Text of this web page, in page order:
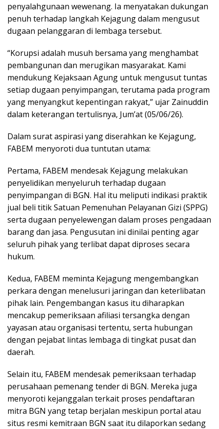
penyalahgunaan wewenang. Ia menyatakan dukungan
penuh terhadap langkah Kejagung dalam mengusut
dugaan pelanggaran di lembaga tersebut.
“Korupsi adalah musuh bersama yang menghambat
pembangunan dan merugikan masyarakat. Kami
mendukung Kejaksaan Agung untuk mengusut tuntas
setiap dugaan penyimpangan, terutama pada program
yang menyangkut kepentingan rakyat,” ujar Zainuddin
dalam keterangan tertulisnya, Jum’at (05/06/26).
Dalam surat aspirasi yang diserahkan ke Kejagung,
FABEM menyoroti dua tuntutan utama:
Pertama, FABEM mendesak Kejagung melakukan
penyelidikan menyeluruh terhadap dugaan
penyimpangan di BGN. Hal itu meliputi indikasi praktik
jual beli titik Satuan Pemenuhan Pelayanan Gizi (SPPG)
serta dugaan penyelewengan dalam proses pengadaan
barang dan jasa. Pengusutan ini dinilai penting agar
seluruh pihak yang terlibat dapat diproses secara
hukum.
Kedua, FABEM meminta Kejagung mengembangkan
perkara dengan menelusuri jaringan dan keterlibatan
pihak lain. Pengembangan kasus itu diharapkan
mencakup pemeriksaan afiliasi tersangka dengan
yayasan atau organisasi tertentu, serta hubungan
dengan pejabat lintas lembaga di tingkat pusat dan
daerah.
Selain itu, FABEM mendesak pemeriksaan terhadap
perusahaan pemenang tender di BGN. Mereka juga
menyoroti kejanggalan terkait proses pendaftaran
mitra BGN yang tetap berjalan meskipun portal atau
situs resmi kemitraan BGN saat itu dilaporkan sedang